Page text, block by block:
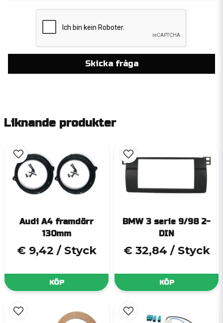
Skicka fråga
Liknande produkter
Audi A4 framdörr
130mm
€ 9,42 / Styck
KÖP
BMW 3 serie 9/98 2-
DIN
€ 32,84 / Styck
KÖP